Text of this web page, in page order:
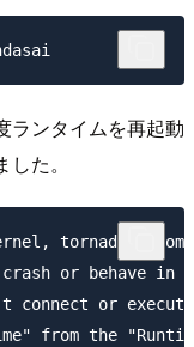
ランタイムを再起動
た。
tornado,
or behave in
connect or
from the